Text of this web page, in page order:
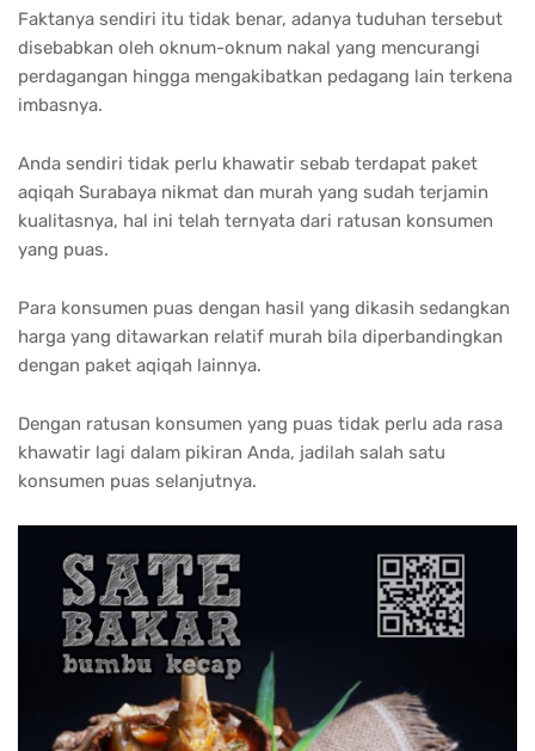
Faktanya sendiri itu tidak benar, adanya tuduhan tersebut
disebabkan oleh oknum-oknum nakal yang mencurangi
perdagangan hingga mengakibatkan pedagang lain terkena
imbasnya.
Anda sendiri tidak perlu khawatir sebab terdapat paket
aqiqah Surabaya nikmat dan murah yang sudah terjamin
kualitasnya, hal ini telah ternyata dari ratusan konsumen
yang puas.
Para konsumen puas dengan hasil yang dikasih sedangkan
harga yang ditawarkan relatif murah bila diperbandingkan
dengan paket aqiqah lainnya.
Dengan ratusan konsumen yang puas tidak perlu ada rasa
khawatir lagi dalam pikiran Anda, jadilah salah satu
konsumen puas selanjutnya.